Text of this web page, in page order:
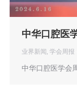
中华口腔医
业界新闻 , 学会周报
中华口腔医学会